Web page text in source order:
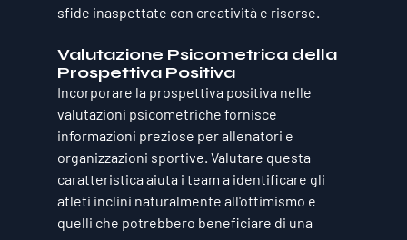
sfide inaspettate con creatività e risorse.
Valutazione Psicometrica della
Prospettiva Positiva
Incorporare la prospettiva positiva nelle
valutazioni psicometriche fornisce
informazioni preziose per allenatori e
organizzazioni sportive. Valutare questa
caratteristica aiuta i team a identificare gli
atleti inclini naturalmente all'ottimismo e
quelli che potrebbero beneficiare di una